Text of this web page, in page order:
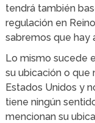
tendrá también
regulación en
sabremos que hay
Lo mismo sucede
su ubicación o que
Estados Unidos y
tiene ningún
mencionan su